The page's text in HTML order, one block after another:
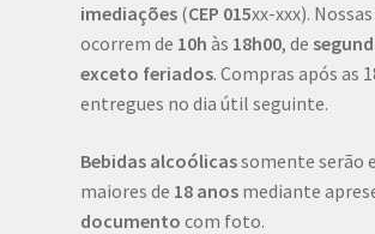
imediações (CEP 015xx-xxx).
ocorrem de 10h às 18h00, de
exceto feriados. Compras após as
entregues no dia útil seguinte.
Bebidas alcoólicassomente serão
maiores de 18 anos mediante
documento com foto.